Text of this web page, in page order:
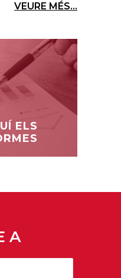
VEURE MÉS...
ELS
A